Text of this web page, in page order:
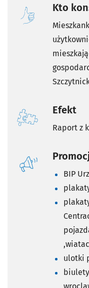
Kto
Efekt
Raport z
BIP
ulotki